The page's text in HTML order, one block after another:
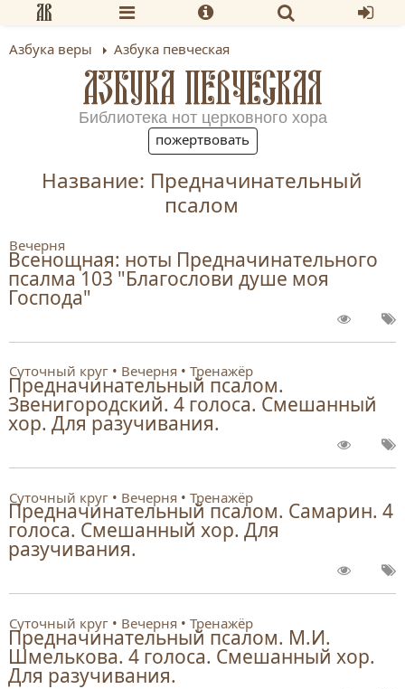
Азбука веры Азбука певческая
АЗБУКА ПЕВЧЕСКАЯ
Библиотека нот церковного хора
пожертвовать
Название: Предначинательный
псалом
Вечерня
Всенощная: ноты Предначинательного
псалма 103 "Благослови душе моя
Господа"
Суточный круг Вечерня Тренажёр
Предначинательный псалом.
Звенигородский. 4 голоса. Смешанный
хор. Для разучивания.
Суточный круг Вечерня Тренажёр
Предначинательный псалом. Самарин. 4
голоса. Смешанный хор. Для
разучивания.
Суточный круг Вечерня Тренажёр
Предначинательный псалом. М.И.
Шмелькова. 4 голоса. Смешанный хор.
Для разучивания.